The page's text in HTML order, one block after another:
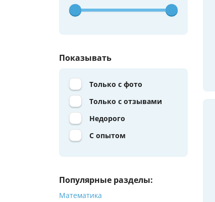
Показывать
Только с фото
Только с отзывами
Недорого
С опытом
Популярные разделы:
Математика